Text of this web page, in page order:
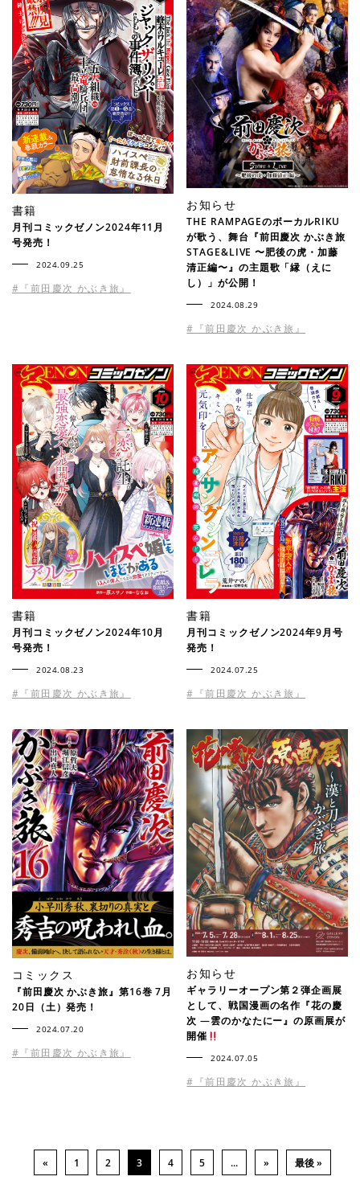
書籍
月刊コミックゼノン2024年11月
号発売！
2024.09.25
#『前田慶次 かぶき旅』
お知らせ
THE RAMPAGEのボーカルRIKU
が歌う、舞台『前⽥慶次 かぶき旅
STAGE&LIVE 〜肥後の⻁・加藤
清正編〜』の主題歌「縁（えに
し）」が公開！
2024.08.29
#『前田慶次 かぶき旅』
書籍
月刊コミックゼノン2024年10月
号発売！
2024.08.23
#『前田慶次 かぶき旅』
書籍
月刊コミックゼノン2024年9月号
発売！
2024.07.25
#『前田慶次 かぶき旅』
コミックス
『前田慶次 かぶき旅』第16巻 7月
20日（土）発売！
2024.07.20
#『前田慶次 かぶき旅』
お知らせ
ギャラリーオープン第２弾企画展
として、戦国漫画の名作『花の慶
次 ―雲のかなたにー』の原画展が
開催
2024.07.05
#『前田慶次 かぶき旅』
« 1 2 3 4 5 ... » 最後 »